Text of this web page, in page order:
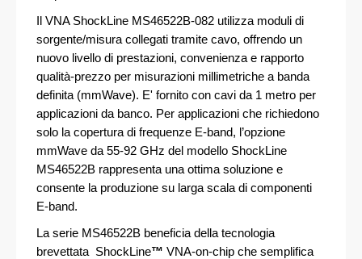
Il VNA ShockLine MS46522B-082 utilizza moduli di
sorgente/misura collegati tramite cavo, offrendo un
nuovo livello di prestazioni, convenienza e rapporto
qualità-prezzo per misurazioni millimetriche a banda
definita (mmWave). E' fornito con cavi da 1 metro per
applicazioni da banco. Per applicazioni che richiedono
solo la copertura di frequenze E-band, l’opzione
mmWave da 55-92 GHz del modello ShockLine
MS46522B rappresenta una ottima soluzione e
consente la produzione su larga scala di componenti
E-band.
La serie MS46522B beneficia della tecnologia
brevettata ShockLine™ VNA-on-chip che semplifica